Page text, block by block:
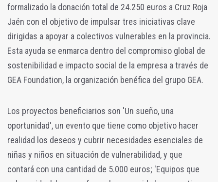
formalizado la donación total de 24.250 euros a Cruz Roja
Jaén con el objetivo de impulsar tres iniciativas clave
dirigidas a apoyar a colectivos vulnerables en la provincia.
Esta ayuda se enmarca dentro del compromiso global de
sostenibilidad e impacto social de la empresa a través de
GEA Foundation, la organización benéfica del grupo GEA.
Los proyectos beneficiarios son 'Un sueño, una
oportunidad', un evento que tiene como objetivo hacer
realidad los deseos y cubrir necesidades esenciales de
niñas y niños en situación de vulnerabilidad, y que
contará con una cantidad de 5.000 euros; 'Equipos que